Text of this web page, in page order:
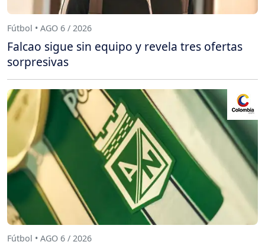
Fútbol • AGO 6 / 2026
Falcao sigue sin equipo y revela tres ofertas
sorpresivas
Fútbol • AGO 6 / 2026